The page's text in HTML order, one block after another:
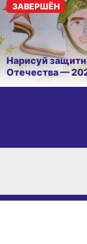
Нарисуй
Отечества —
ЗАВЕРШЁН